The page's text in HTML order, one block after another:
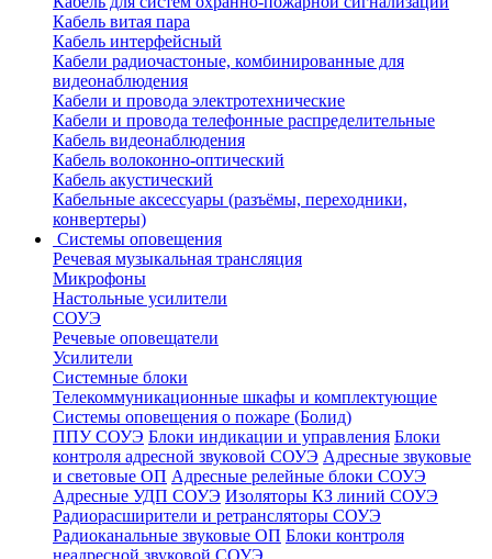
Кабель витая пара
Кабель интерфейсный
Кабели радиочастоные, комбинированные для
видеонаблюдения
Кабели и провода электротехнические
Кабели и провода телефонные распределительные
Кабель видеонаблюдения
Кабель волоконно-оптический
Кабель акустический
Кабельные аксессуары (разъёмы, переходники,
конвертеры)
Системы оповещения
Речевая музыкальная трансляция
Микрофоны
Настольные усилители
СОУЭ
Речевые оповещатели
Усилители
Системные блоки
Телекоммуникационные шкафы и комплектующие
Системы оповещения о пожаре (Болид)
ППУ СОУЭ Блоки индикации и управления Блоки
контроля адресной звуковой СОУЭ Адресные звуковые
и световые ОП Адресные релейные блоки СОУЭ
Адресные УДП СОУЭ Изоляторы КЗ линий СОУЭ
Радиорасширители и ретрансляторы СОУЭ
Радиоканальные звуковые ОП Блоки контроля
неадресной звуковой СОУЭ